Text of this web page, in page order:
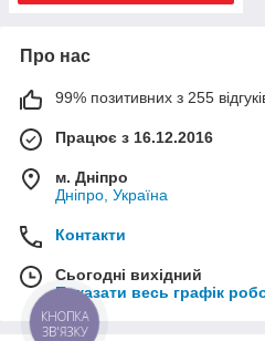
Про нас
99% позитивних з 255
Працює з 16.12.2016
м. Дніпро
Дніпро, Україна
Контакти
Сьогодні вихідний
Показати весь графік
КНОПКА
ЗВ'ЯЗКУ